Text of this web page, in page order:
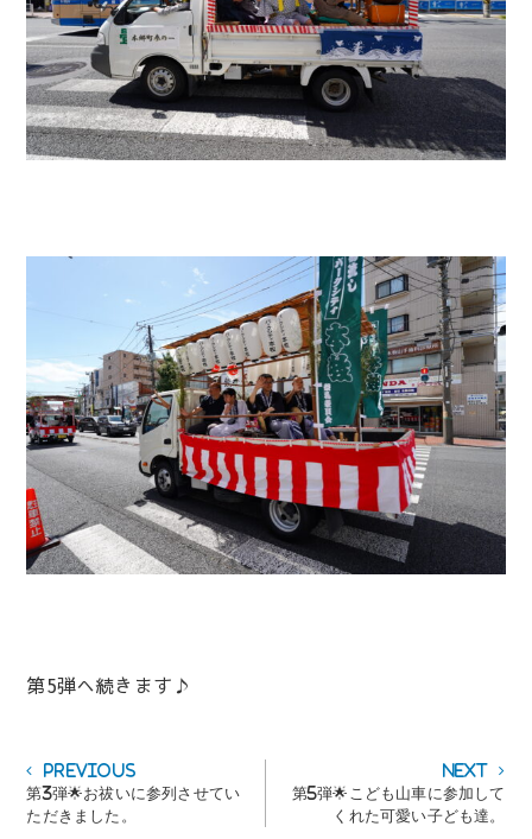
第5弾へ続きます♪
投
稿
ナ
PreviousPrevious
post:
第3弾🌟お祓いに参列させてい
ただきました。
Next
post:
第5弾🌟こども山車に参加して
くれた可愛い子ども達。